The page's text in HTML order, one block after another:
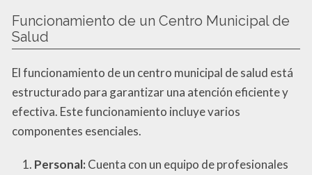
Funcionamiento de un Centro Municipal de
Salud
El funcionamiento de un centro municipal de salud está
estructurado para garantizar una atención eficiente y
efectiva. Este funcionamiento incluye varios
componentes esenciales.
Personal: Cuenta con un equipo de profesionales